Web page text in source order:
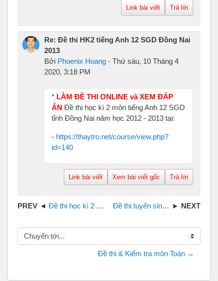
Link bài viết Trả lời
Re: Đề thi HK2 tiếng Anh 12 SGD Đồng Nai
2013
Bởi Phoenix Hoang - Thứ sáu, 10 Tháng 4
2020, 3:18 PM
* LÀM ĐỀ THI ONLINE và XEM ĐÁP
ÁN Đề thi học kì 2 môn tiếng Anh 12 SGD
tỉnh Đồng Nai năm học 2012 - 2013 tại:
- https://thaytro.net/course/view.php?
id=140
Link bài viết Xem bài viết gốc Trả lời
Đề thi học kì 2 tiếng Anh 12 sở GD&ĐT Đồng Nai 2011 Đề thi tuyển sinh vào 10 tỉnh Đồng Nai 2019 môn Tiếng Anh
Chuyển tới...
Đề thi & Kiểm tra môn Toán →